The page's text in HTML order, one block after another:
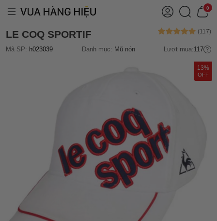
0
LE COQ SPORTIF
Mã SP: h023039 Danh mục: Mũ nón Lượt mua:117
13%
OFF